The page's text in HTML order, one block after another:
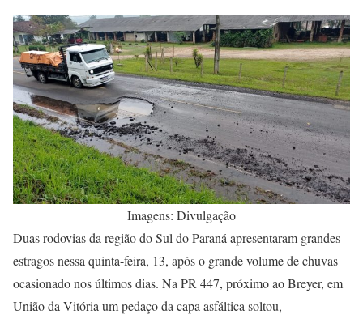
Imagens: Divulgação
Duas rodovias da região do Sul do Paraná apresentaram grandes
estragos nessa quinta-feira, 13, após o grande volume de chuvas
ocasionado nos últimos dias. Na PR 447, próximo ao Breyer, em
União da Vitória um pedaço da capa asfáltica soltou,